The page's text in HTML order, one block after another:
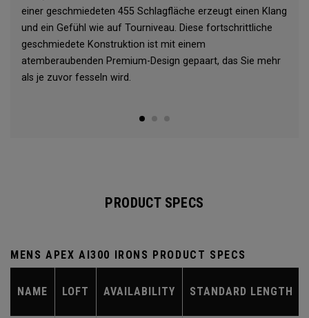
einer geschmiedeten 455 Schlagfläche erzeugt einen Klang
und ein Gefühl wie auf Tourniveau. Diese fortschrittliche
geschmiedete Konstruktion ist mit einem
atemberaubenden Premium-Design gepaart, das Sie mehr
als je zuvor fesseln wird.
PRODUCT SPECS
MENS APEX AI300 IRONS PRODUCT SPECS
NAME LOFT AVAILABILITY STANDARD LENGTH